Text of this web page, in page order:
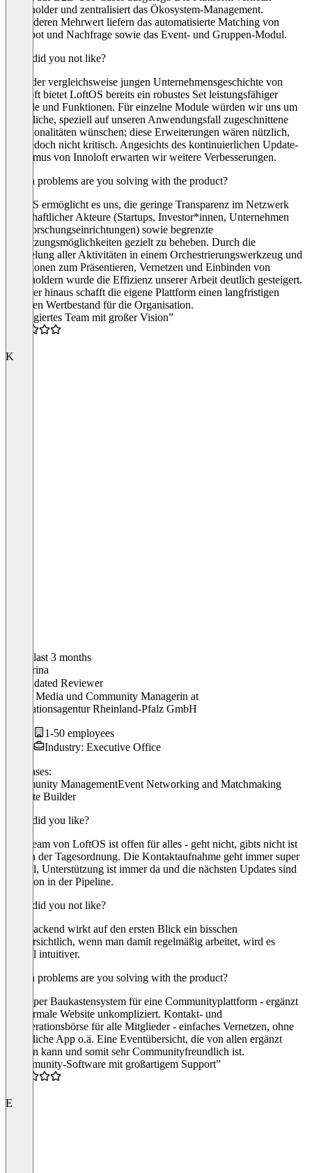
Stakeholder und zentralisiert das Ökosystem-Management.
Besonderen Mehrwert liefern das automatisierte Matching von
Angebot und Nachfrage sowie das Event- und Gruppen-Modul.
What did you not like?
Trotz der vergleichsweise jungen Unternehmensgeschichte von
Innoloft bietet LoftOS bereits ein robustes Set leistungsfähiger
Module und Funktionen. Für einzelne Module würden wir uns um
zusätzliche, speziell auf unseren Anwendungsfall zugeschnittene
Funktionalitäten wünschen; diese Erweiterungen wären nützlich,
sind jedoch nicht kritisch. Angesichts des kontinuierlichen Update-
Rhythmus von Innoloft erwarten wir weitere Verbesserungen.
Which problems are you solving with the product?
LoftOS ermöglicht es uns, die geringe Transparenz im Netzwerk
wirtschaftlicher Akteure (Startups, Investor*innen, Unternehmen
und Forschungseinrichtungen) sowie begrenzte
Vernetzungsmöglichkeiten gezielt zu beheben. Durch die
Bündelung aller Aktivitäten in einem Orchestrierungswerkzeug und
Funktionen zum Präsentieren, Vernetzen und Einbinden von
Stakeholdern wurde die Effizienz unserer Arbeit deutlich gesteigert.
Darüber hinaus schafft die eigene Plattform einen langfristigen
digitalen Wertbestand für die Organisation.
“Engagiertes Team mit großer Vision”
K
In the last 3 months
Katharina
Validated Reviewer
Social Media und Community Managerin at
Innovationsagentur Rheinland-Pfalz GmbH
1-50 employees
Industry: Executive Office
Use cases:
Community ManagementEvent Networking and Matchmaking
Website Builder
What did you like?
Das Team von LoftOS ist offen für alles - geht nicht, gibts nicht ist
hier an der Tagesordnung. Die Kontaktaufnahme geht immer super
schnell, Unterstützung ist immer da und die nächsten Updates sind
eh schon in der Pipeline.
What did you not like?
Das Backend wirkt auf den ersten Blick ein bisschen
unübersichtlich, wenn man damit regelmäßig arbeitet, wird es
schnell intuitiver.
Which problems are you solving with the product?
Ein super Baukastensystem für eine Communityplattform - ergänzt
die normale Website unkompliziert. Kontakt- und
Kooperationsbörse für alle Mitglieder - einfaches Vernetzen, ohne
zusätzliche App o.ä. Eine Eventübersicht, die von allen ergänzt
werden kann und somit sehr Communityfreundlich ist.
“Community-Software mit großartigem Support”
E